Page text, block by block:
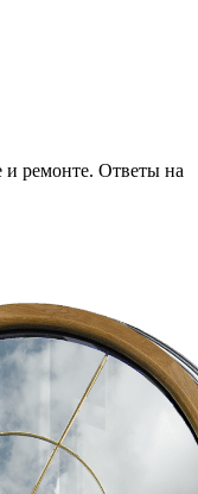
и ремонте. Ответы на